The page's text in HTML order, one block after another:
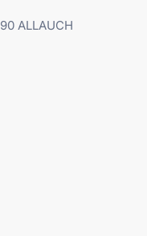
ALLAUCH